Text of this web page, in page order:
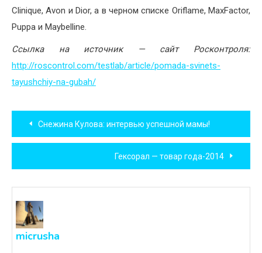
Clinique, Avon и Dior, а в черном списке Oriflame, MaxFactor,
Puppa и Maybelline.
Ссылка на источник — сайт Росконтроля:
http://roscontrol.com/testlab/article/pomada-svinets-
tayushchiy-na-gubah/
Навигация
по
записям
Снежина Кулова: интервью успешной мамы!
Гексорал — товар года-2014
micrusha